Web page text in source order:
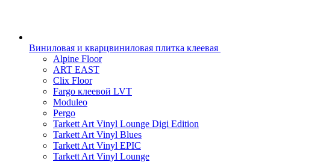
Виниловая и кварцвиниловая плитка клеевая
Alpine Floor
ART EAST
Clix Floor
Fargo клеевой LVT
Moduleo
Pergo
Tarkett Art Vinyl Lounge Digi Edition
Tarkett Art Vinyl Blues
Tarkett Art Vinyl EPIC
Tarkett Art Vinyl Lounge